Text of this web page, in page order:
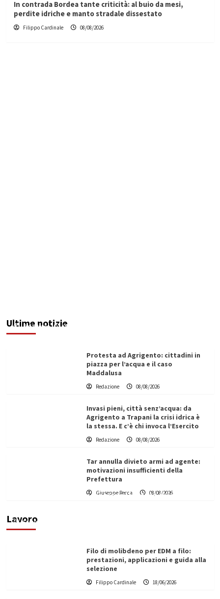
In contrada Bordea tante criticità: al buio da mesi,
perdite idriche e manto stradale dissestato
Filippo Cardinale 08/08/2026
Ultime notizie
Redazione 08/08/2026
Protesta ad Agrigento: cittadini in
piazza per l’acqua e il caso
Maddalusa
Redazione 08/08/2026
Invasi pieni, città senz’acqua: da
Agrigento a Trapani la crisi idrica è
la stessa. E c’è chi invoca l’Esercito
Redazione 08/08/2026
Tar annulla divieto armi ad agente:
motivazioni insufficienti della
Prefettura
Giuseppe Recca 08/08/2026
Lavoro
L’ingegnere saccense Buscarnera partner chiave
di un progetto transnazionale per la transizione
Filippo Cardinale
Filo di molibdeno per EDM a filo:
prestazioni, applicazioni e guida alla
selezione
Filippo Cardinale 18/06/2026